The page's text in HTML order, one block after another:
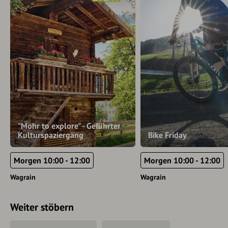
Sperren folgen rechtzeitig.
"Mohr to explore" - Geführter
Kulturspaziergang
Morgen 10:00 - 12:00
Wagrain
Bike Friday
Morgen 10:00 - 12:00
Wagrain
Weiter stöbern